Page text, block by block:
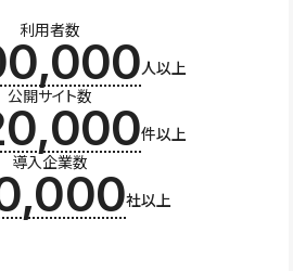
利用者数
人以上
公開サイト数
件以上
導入企業数
社以上